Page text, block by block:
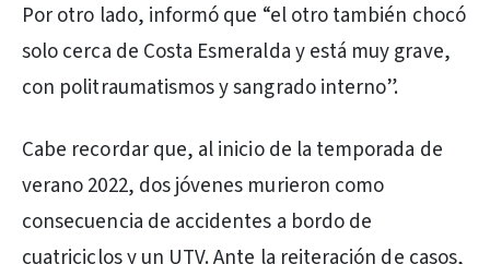
Por otro lado, informó que “el otro también chocó
solo cerca de Costa Esmeralda y está muy grave,
con politraumatismos y sangrado interno”.
Cabe recordar que, al inicio de la temporada de
verano 2022, dos jóvenes murieron como
consecuencia de accidentes a bordo de
cuatriciclos y un UTV. Ante la reiteración de casos,